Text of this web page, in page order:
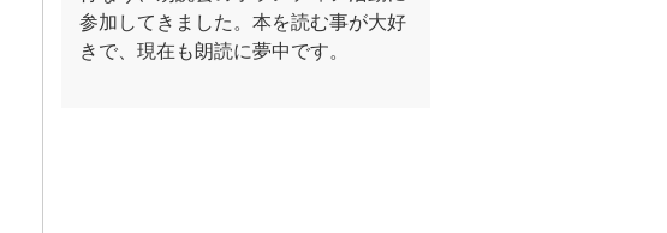
参加してきました。本を読む事が大好
きで、現在も朗読に夢中です。